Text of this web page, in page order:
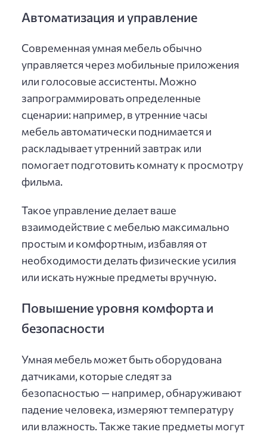
Автоматизация и управление
Современная умная мебель обычно
управляется через мобильные приложения
или голосовые ассистенты. Можно
запрограммировать определенные
сценарии: например, в утренние часы
мебель автоматически поднимается и
раскладывает утренний завтрак или
помогает подготовить комнату к просмотру
фильма.
Такое управление делает ваше
взаимодействие с мебелью максимально
простым и комфортным, избавляя от
необходимости делать физические усилия
или искать нужные предметы вручную.
Повышение уровня комфорта и
безопасности
Умная мебель может быть оборудована
датчиками, которые следят за
безопасностью — например, обнаруживают
падение человека, измеряют температуру
или влажность. Также такие предметы могут